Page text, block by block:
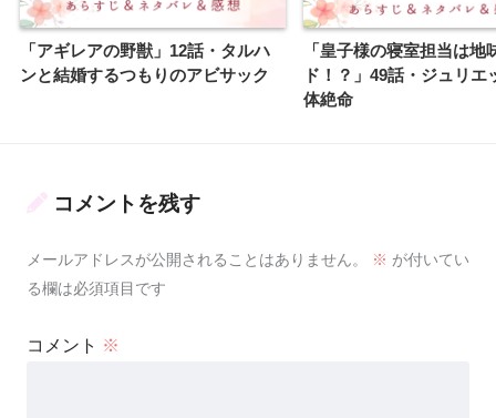
「アギレアの野獣」12話・タルハ
ンと結婚するつもりのアビサック
「皇子様の寝室担当は地
ド！？」49話・ジュリエ
体絶命
コメントを残す
メールアドレスが公開されることはありません。 ※ が付いてい
る欄は必須項目です
コメント ※